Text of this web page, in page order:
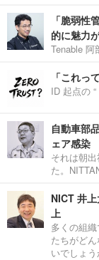
「脆弱性
的に魅力
Tenable 阿
「これっ
ID 起点の
自動車部
ェア感染
それは朝
た。
NICT 井
上
多くの組
たちがど
いでしょう